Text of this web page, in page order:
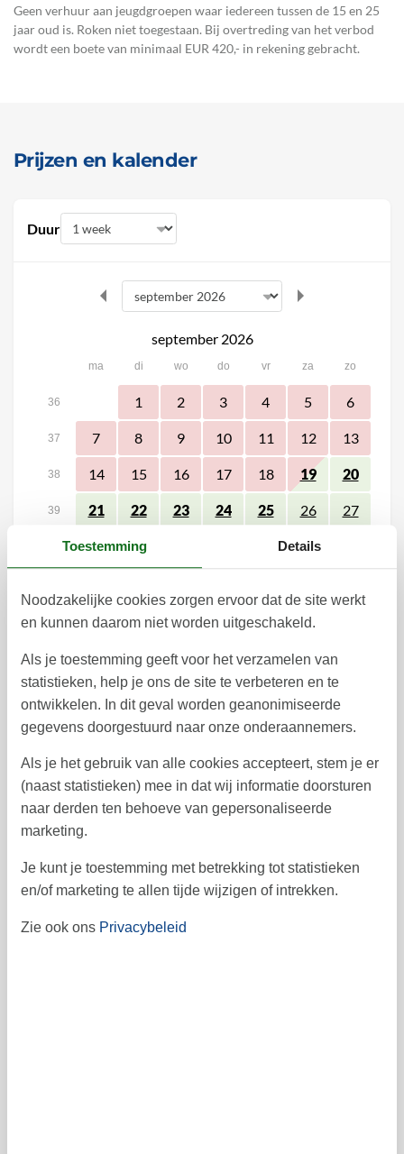
Geen verhuur aan jeugdgroepen waar iedereen tussen de 15 en 25
jaar oud is. Roken niet toegestaan. Bij overtreding van het verbod
wordt een boete van minimaal EUR 420,- in rekening gebracht.
Prijzen en kalender
Duur
september 2026
ma di wo do vr za zo
36 1 2 3 4 5 6
37 7 8 9 10 11 12 13
38 14 15 16 17 18 19 20
39 21 22 23 24 25 26 27
28 29
oktober 2026
41 5 6 7 8 9 10
43 19 20 21 22 23 24 25
44 26 27 28 29 30 31
Toestemming Details
Noodzakelijke cookies zorgen ervoor dat de site werkt
en kunnen daarom niet worden uitgeschakeld.
Als je toestemming geeft voor het verzamelen van
statistieken, help je ons de site te verbeteren en te
ontwikkelen. In dit geval worden geanonimiseerde
gegevens doorgestuurd naar onze onderaannemers.
Als je het gebruik van alle cookies accepteert, stem je er
(naast statistieken) mee in dat wij informatie doorsturen
naar derden ten behoeve van gepersonaliseerde
marketing.
Je kunt je toestemming met betrekking tot statistieken
en/of marketing te allen tijde wijzigen of intrekken.
Zie ook ons Privacybeleid